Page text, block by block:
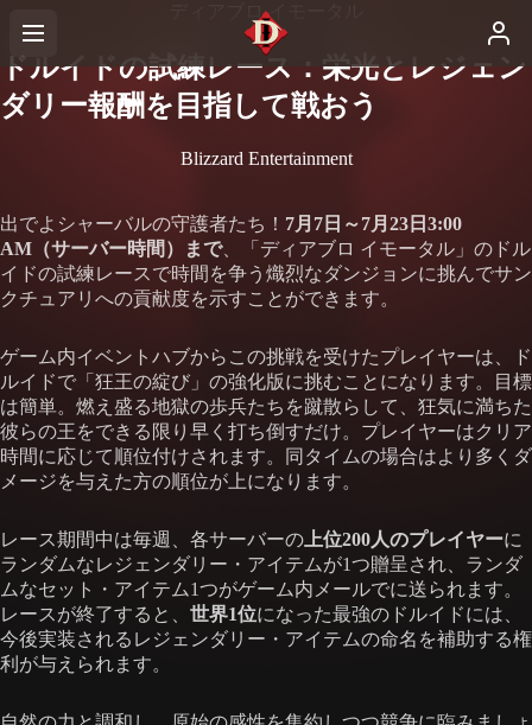
ディアブロ イモータル
ドルイドの試練レース：栄光とレジェン
ダリー報酬を目指して戦おう
Blizzard Entertainment
出でよシャーバルの守護者たち！ 7月7日～7月23日3:00
AM（サーバー時間）まで、「ディアブロ イモータル」のドル
イドの試練レースで時間を争う熾烈なダンジョンに挑んでサン
クチュアリへの貢献度を示すことができます。
ゲーム内イベントハブからこの挑戦を受けたプレイヤーは、ド
ルイドで「狂王の綻び」の強化版に挑むことになります。目標
は簡単。燃え盛る地獄の歩兵たちを蹴散らして、狂気に満ちた
彼らの王をできる限り早く打ち倒すだけ。プレイヤーはクリア
時間に応じて順位付けされます。同タイムの場合はより多くダ
メージを与えた方の順位が上になります。
レース期間中は毎週、各サーバーの 上位200人のプレイヤーに
ランダムなレジェンダリー・アイテムが1つ贈呈され、ランダ
ムなセット・アイテム1つがゲーム内メールでに送られます。
レースが終了すると、 世界1位になった最強のドルイドには、
今後実装されるレジェンダリー・アイテムの命名を補助する権
利が与えられます。